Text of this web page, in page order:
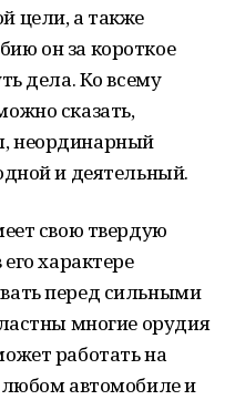
цели, а также
он за короткое
дела. Ко всему
сказать,
неординарный
и деятельный.
свою твердую
характере
перед сильными
многие орудия
работать на
любом автомобиле и